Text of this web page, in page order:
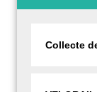
Collecte